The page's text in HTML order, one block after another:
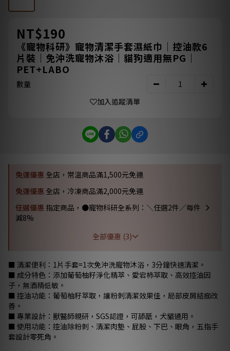
NT$190
《寵物科研》寵物清潔手套濕紙巾｜控油款6
片裝｜免沖洗寵物沐浴｜貓狗適用無PG｜
PET+LABO
數量
加入追蹤清單
免運優惠 全店，常溫商品滿1,500元免運
免運優惠 全店，冷凍商品滿2,000元免運
任選優惠 指定商品，●寵物科研全系列：＼任選2件／每件
減8%
全部優惠 (3)
■ 清潔便利：1片手套=1次免沖洗寵物沐浴，3分鐘快速清潔。
■ 成分特色：添加葡萄柚籽淨化精萃、愛宕柿萃取、高效控油因
子，無酒精低敏。
■ 控油功能：葡萄柚籽萃取，讓粉刺清潔效果佳，局部皮屑結痂改
善。
■ 專業設計：獸醫師親研，SGS認證，可舔舐，犬貓通用。
■ 使用功能：控油除粉刺、清潔肉墊、屁股、下巴、眼角，五指手
套設計零死角。